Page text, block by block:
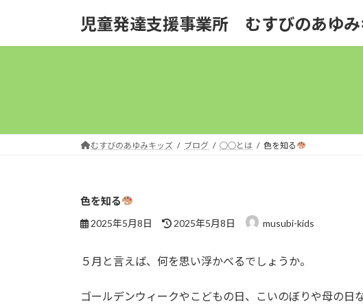
児童発達支援事業所 むすびのあゆ
むすびのあゆみキッズ ブログ ○○とは 色を知る
色を知る
2025年5月8日
最
新
時
:
2025年5月8日 musubi-kids
５月と言えば、何を思い浮かべるでしょうか。
ゴールデンウィークやこどもの日、こいのぼりや母の日